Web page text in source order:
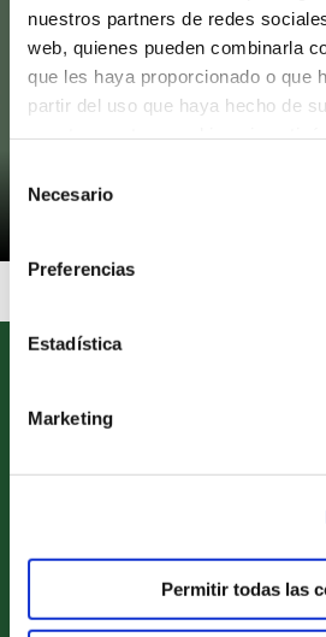
nuestros partners de redes
web, quienes pueden combinarla
que les haya proporcionado o que
partir del uso que haya hecho de
Necesario
Preferencias
Estadística
Marketing
Permitir todas las
Actualidad